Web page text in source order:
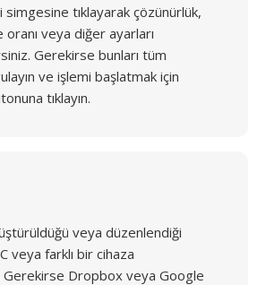
tıklayarak çözünürlük,
veya diğer ayarları
Gerekirse bunları tüm
ve işlemi başlatmak için
tıklayın.
veya düzenlendiği
veya farklı bir cihaza
Gerekirse Dropbox veya Google